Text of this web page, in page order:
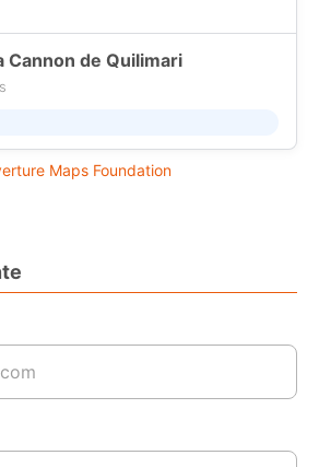
Cannon de Quilimari
Maps Foundation